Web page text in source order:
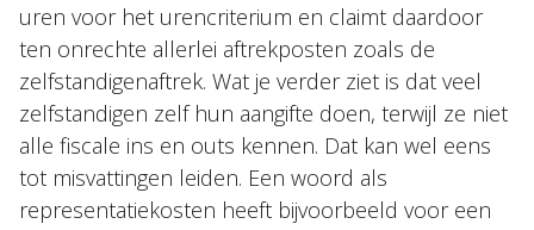
uren voor het urencriterium en claimt daardoor
ten onrechte allerlei aftrekposten zoals de
zelfstandigenaftrek. Wat je verder ziet is dat veel
zelfstandigen zelf hun aangifte doen, terwijl ze niet
alle fiscale ins en outs kennen. Dat kan wel eens
tot misvattingen leiden. Een woord als
representatiekosten heeft bijvoorbeeld voor een